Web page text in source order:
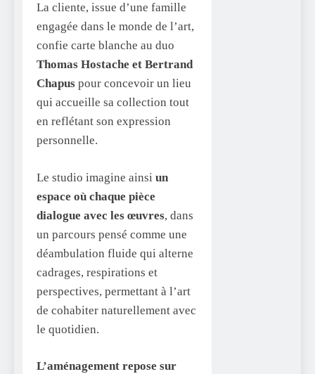
La cliente, issue d’une famille
engagée dans le monde de l’art,
confie carte blanche au duo
Thomas Hostache et Bertrand
Chapus pour concevoir un lieu
qui accueille sa collection tout
en reflétant son expression
personnelle.
Le studio imagine ainsi un
espace où chaque pièce
dialogue avec les œuvres, dans
un parcours pensé comme une
déambulation fluide qui alterne
cadrages, respirations et
perspectives, permettant à l’art
de cohabiter naturellement avec
le quotidien.
L’aménagement repose sur